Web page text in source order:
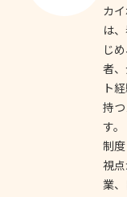
カ
は
じ
者
ト
持
す。
制
視
業